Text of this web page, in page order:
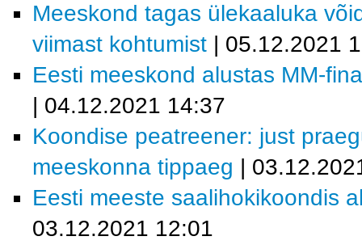
Meeskond tagas ülekaaluka
viimast kohtumist | 05.12.2021
Eesti meeskond alustas MM-
| 04.12.2021 14:37
Koondise peatreener: just
meeskonna tippaeg |
Eesti meeste saalihokikoondis
03.12.2021 12:01